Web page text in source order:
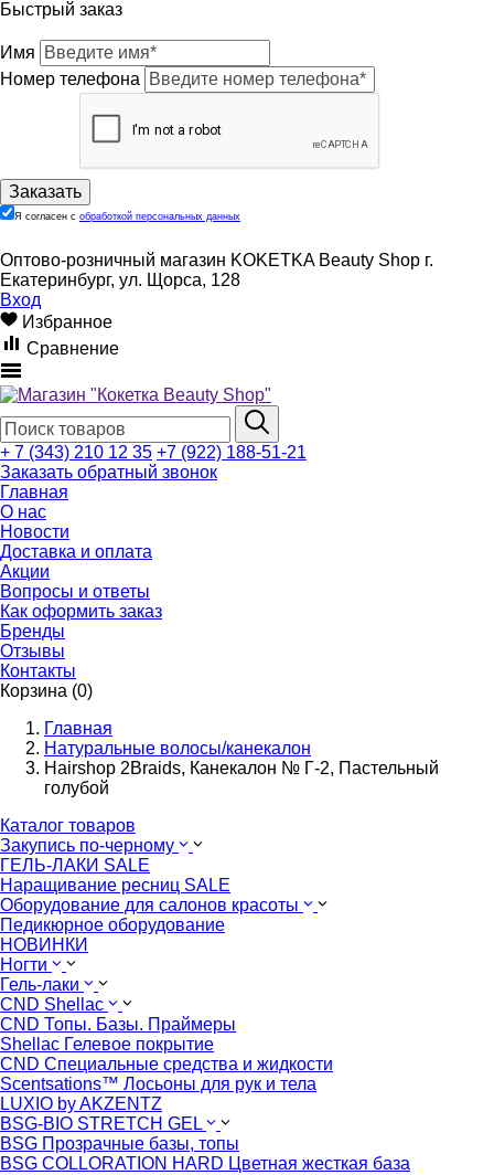
Быстрый заказ
Имя
Номер телефона
Я согласен с обработкой персональных данных
Оптово-розничный магазин KOKETKA Beauty Shop г.
Екатеринбург, ул. Щорса, 128
Вход
Избранное
Сравнение
+ 7 (343) 210 12 35 +7 (922) 188-51-21
Заказать обратный звонок
Главная
О нас
Новости
Доставка и оплата
Акции
Вопросы и ответы
Как оформить заказ
Бренды
Отзывы
Контакты
Корзина (0)
Главная
Натуральные волосы/канекалон
Hairshop 2Braids, Канекалон № Г-2, Пастельный
голубой
Каталог товаров
Закупись по-черному
ГЕЛЬ-ЛАКИ SALE
Наращивание ресниц SALE
Оборудование для салонов красоты
Педикюрное оборудование
НОВИНКИ
Ногти
Гель-лаки
CND Shellac
CND Топы. Базы. Праймеры
Shellac Гелевое покрытие
CND Специальные средства и жидкости
Scentsations™ Лосьоны для рук и тела
LUXIO by AKZENTZ
BSG-BIO STRETCH GEL
BSG Прозрачные базы, топы
BSG COLLORATION HARD Цветная жесткая база